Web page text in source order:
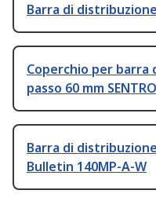
Barra di distribuzione
Coperchio per barra
passo 60 mm
Barra di
Bulletin 140MP-A-W